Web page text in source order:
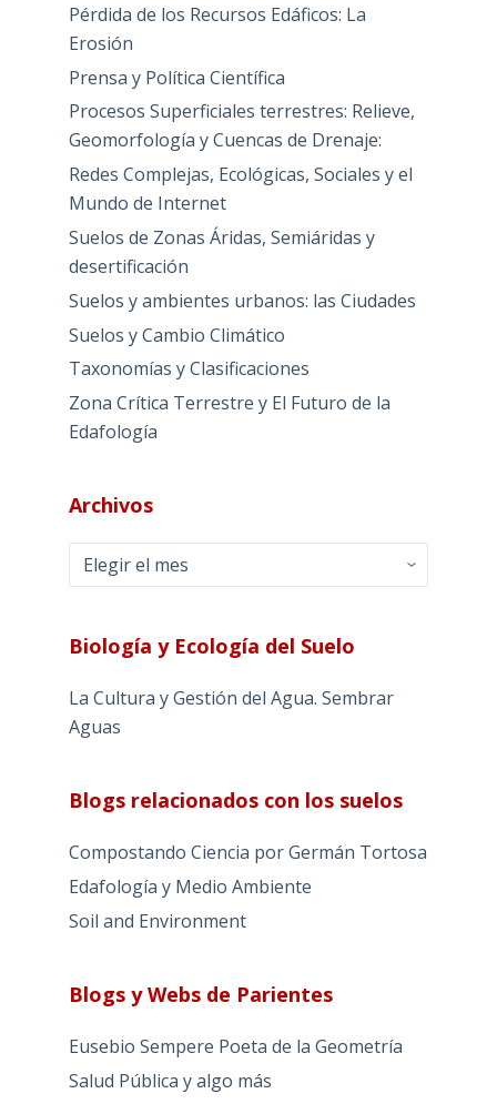
Pérdida de los Recursos Edáficos: La
Erosión
Prensa y Política Científica
Procesos Superficiales terrestres: Relieve,
Geomorfología y Cuencas de Drenaje:
Redes Complejas, Ecológicas, Sociales y el
Mundo de Internet
Suelos de Zonas Áridas, Semiáridas y
desertificación
Suelos y ambientes urbanos: las Ciudades
Suelos y Cambio Climático
Taxonomías y Clasificaciones
Zona Crítica Terrestre y El Futuro de la
Edafología
Archivos
Archivos
Biología y Ecología del Suelo
La Cultura y Gestión del Agua. Sembrar
Aguas
Blogs relacionados con los suelos
Compostando Ciencia por Germán Tortosa
Edafología y Medio Ambiente
Soil and Environment
Blogs y Webs de Parientes
Eusebio Sempere Poeta de la Geometría
Salud Pública y algo más